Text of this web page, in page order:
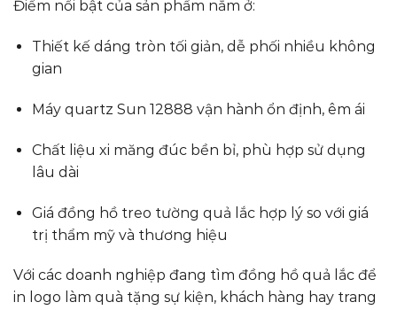
Điểm nổi bật của sản phẩm nằm ở:
Thiết kế dáng tròn tối giản, dễ phối nhiều không
gian
Máy quartz Sun 12888 vận hành ổn định, êm ái
Chất liệu xi măng đúc bền bỉ, phù hợp sử dụng
lâu dài
Giá đồng hồ treo tường quả lắc hợp lý so với giá
trị thẩm mỹ và thương hiệu
Với các doanh nghiệp đang tìm đồng hồ quả lắc để
in logo làm quà tặng sự kiện, khách hàng hay trang